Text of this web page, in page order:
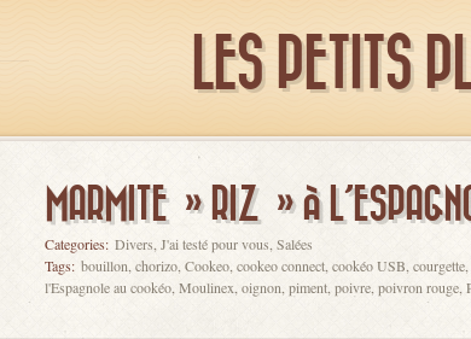
LES PETITS
MARMITE » RIZ » À
Categories: Divers J'ai testé pour vous Salées
Tags: bouillon chorizo Cookeo cookeo connect cookéo USB courgette
l'Espagnole au cookéo Moulinex oignon piment poivre poivron rouge